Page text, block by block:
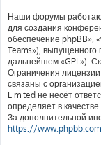
Наши форумы
для создания
обеспечение phpBB»,
Teams»), выпущенного
дальнейшем «GPL»).
Ограничения
связаны с
Limited не несёт
определяет в
За дополнительной
https://